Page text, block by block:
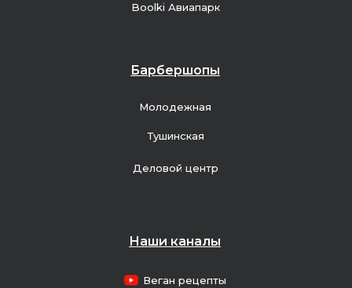
Барбершопы
Молодежная
Тушинская
Деловой центр
Boolki Авиапарк
Наши каналы
Веган рецепты